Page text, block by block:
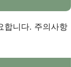
합니다. 주의사항